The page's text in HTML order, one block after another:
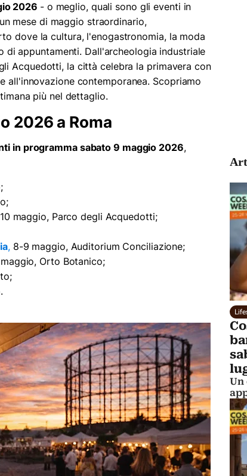
2026 - o meglio, quali sono gli eventi in
mese di maggio straordinario,
dove la cultura, l'enogastronomia, la moda
appuntamenti. Dall'archeologia industriale
Acquedotti, la città celebra la primavera con
all'innovazione contemporanea. Scopriamo
più nel dettaglio.
2026 a Roma
in programma sabato 9 maggio 2026,
maggio, Parco degli Acquedotti;
, 8-9 maggio, Auditorium Conciliazione;
Orto Botanico;
Un